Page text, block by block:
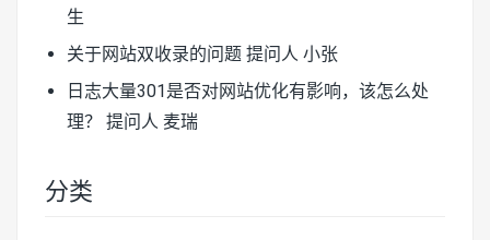
生
关于网站双收录的问题 提问人 小张
日志大量301是否对网站优化有影响，该怎么处
理？
提问人 麦瑞
分类